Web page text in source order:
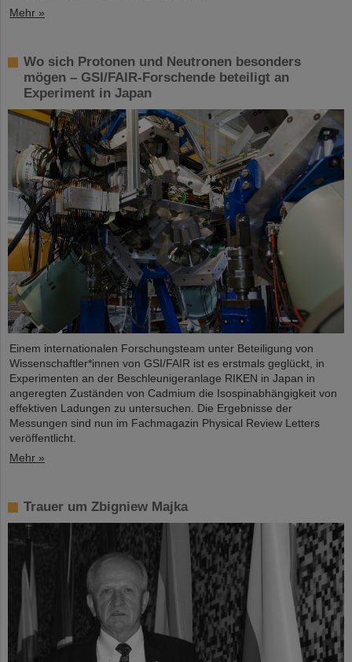
Mehr »
Wo sich Protonen und Neutronen besonders
mögen – GSI/FAIR-Forschende beteiligt an
Experiment in Japan
Einem internationalen Forschungsteam unter Beteiligung von
Wissenschaftler*innen von GSI/FAIR ist es erstmals geglückt, in
Experimenten an der Beschleunigeranlage RIKEN in Japan in
angeregten Zuständen von Cadmium die Isospinabhängigkeit von
effektiven Ladungen zu untersuchen. Die Ergebnisse der
Messungen sind nun im Fachmagazin Physical Review Letters
veröffentlicht.
Mehr »
Trauer um Zbigniew Majka